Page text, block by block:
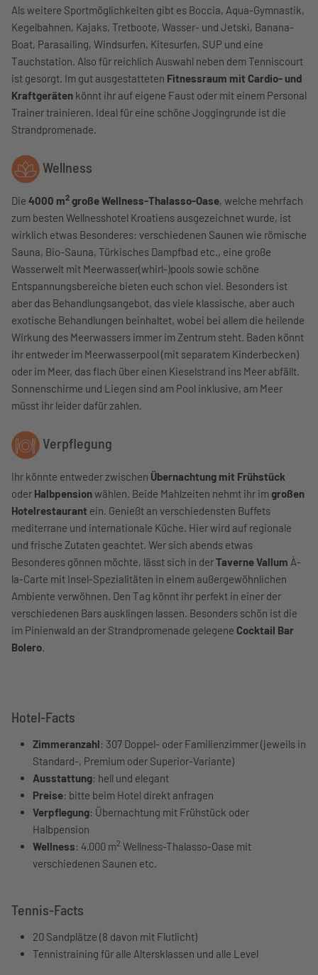
Als weitere Sportmöglichkeiten gibt es Boccia, Aqua-Gymnastik,
Kegelbahnen, Kajaks, Tretboote, Wasser- und Jetski, Banana-
Boat, Parasailing, Windsurfen, Kitesurfen, SUP und eine
Tauchstation. Also für reichlich Auswahl neben dem Tenniscourt
ist gesorgt. Im gut ausgestatteten Fitnessraum mit Cardio- und
Kraftgeräten könnt ihr auf eigene Faust oder mit einem Personal
Trainer trainieren. Ideal für eine schöne Joggingrunde ist die
Strandpromenade.
Wellness
Die 4000 m2 große Wellness-Thalasso-Oase, welche mehrfach
zum besten Wellnesshotel Kroatiens ausgezeichnet wurde, ist
wirklich etwas Besonderes: verschiedenen Saunen wie römische
Sauna, Bio-Sauna, Türkisches Dampfbad etc., eine große
Wasserwelt mit Meerwasser(whirl-)pools sowie schöne
Entspannungsbereiche bieten euch schon viel. Besonders ist
aber das Behandlungsangebot, das viele klassische, aber auch
exotische Behandlungen beinhaltet, wobei bei allem die heilende
Wirkung des Meerwassers immer im Zentrum steht. Baden könnt
ihr entweder im Meerwasserpool (mit separatem Kinderbecken)
oder im Meer, das flach über einen Kieselstrand ins Meer abfällt.
Sonnenschirme und Liegen sind am Pool inklusive, am Meer
müsst ihr leider dafür zahlen.
Verpflegung
Ihr könnte entweder zwischen Übernachtung mit Frühstück
oder Halbpensionwählen. Beide Mahlzeiten nehmt ihr imgroßen
Hotelrestaurant ein. Genießt an verschiedensten Buffets
mediterrane und internationale Küche. Hier wird auf regionale
und frische Zutaten geachtet. Wer sich abends etwas
Besonderes gönnen möchte, lässt sich in derTaverne Vallum À-
la-Carte mit Insel-Spezialitäten in einem außergewöhnlichen
Ambiente verwöhnen. Den Tag könnt ihr perfekt in einer der
verschiedenen Bars ausklingen lassen. Besonders schön ist die
im Pinienwald an der Strandpromenade gelegene Cocktail Bar
Bolero.
Hotel-Facts
Zimmeranzahl: 307 Doppel- oder Familienzimmer (jeweils in
Standard-, Premium oder Superior-Variante)
Ausstattung: hell und elegant
Preise: bitte beim Hotel direkt anfragen
Verpflegung: Übernachtung mit Frühstück oder
Halbpension
Wellness: 4.000 m2 Wellness-Thalasso-Oase mit
verschiedenen Saunen etc.
Tennis-Facts
20 Sandplätze (8 davon mit Flutlicht)
Tennistraining für alle Altersklassen und alle Level